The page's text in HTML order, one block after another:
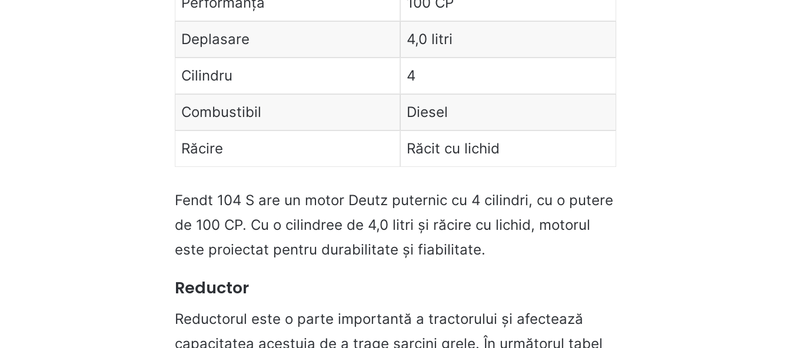
Deplasare 4,0 litri
Cilindru 4
Combustibil Diesel
Răcire Răcit cu lichid
Fendt 104 S are un motor Deutz puternic cu 4 cilindri, cu o putere
de 100 CP. Cu o cilindree de 4,0 litri și răcire cu lichid, motorul
este proiectat pentru durabilitate și fiabilitate.
Reductor
Reductorul este o parte importantă a tractorului și afectează
capacitatea acestuia de a trage sarcini grele. În următorul tabel